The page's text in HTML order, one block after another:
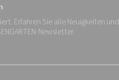
Erfahren Sie alle Neuigkeiten und
Newsletter.